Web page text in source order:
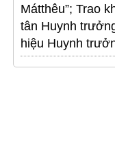
Mátthêu”; Trao
tân Huynh
hiệu Huynh